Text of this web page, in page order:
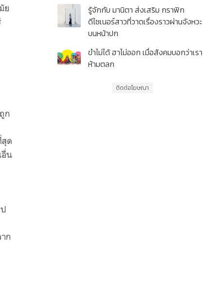
ย
ก
สุด
น
ก
รู้จักกับ มานิตา ส่งเสริม กราฟิก
ดีไซเนอร์สาวที่วาดเรื่องราวผ่านจังหวะ
บนหน้าปก
ขำไม่ได้ ฮาไม่ออก เมื่อสังคมบอกว่าเรา
ห้ามตลก
ติดต่อโฆษณา